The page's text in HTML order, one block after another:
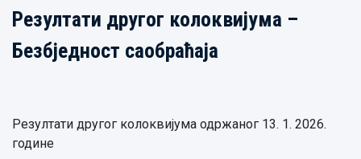
Резултати другог колоквијума –
Безбједност саобраћаја
Резултати другог колоквијума одржаног 13. 1. 2026.
године